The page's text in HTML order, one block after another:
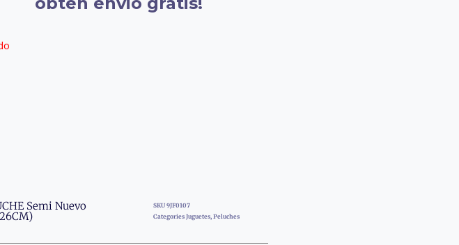
Semi Nuevo SKU 9JF0107
Categories Juguetes, Peluches